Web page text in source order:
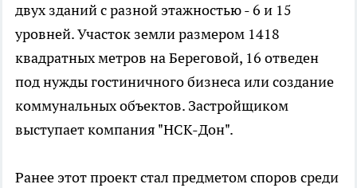
двух зданий с разной этажностью - 6 и 15
уровней. Участок земли размером 1418
квадратных метров на Береговой, 16 отведен
под нужды гостиничного бизнеса или создание
коммунальных объектов. Застройщиком
выступает компания "НСК-Дон".
Ранее этот проект стал предметом споров среди